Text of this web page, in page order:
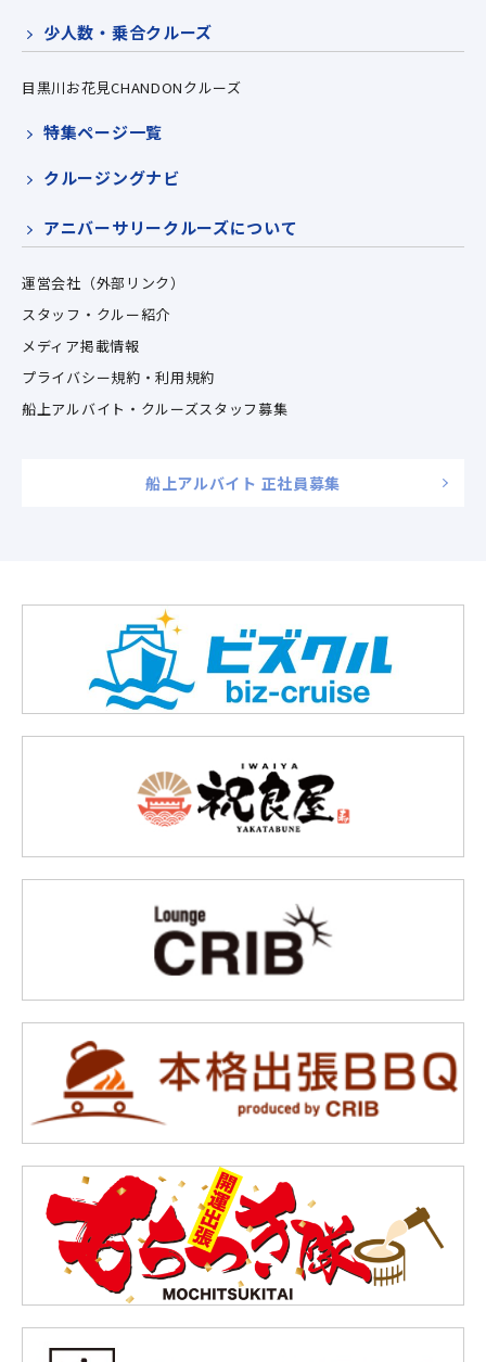
少人数・乗合クルーズ
目黒川お花見CHANDONクルーズ
特集ページ一覧
クルージングナビ
アニバーサリークルーズについて
運営会社（外部リンク）
スタッフ・クルー紹介
メディア掲載情報
プライバシー規約・利用規約
船上アルバイト・クルーズスタッフ募集
船上アルバイト 正社員募集